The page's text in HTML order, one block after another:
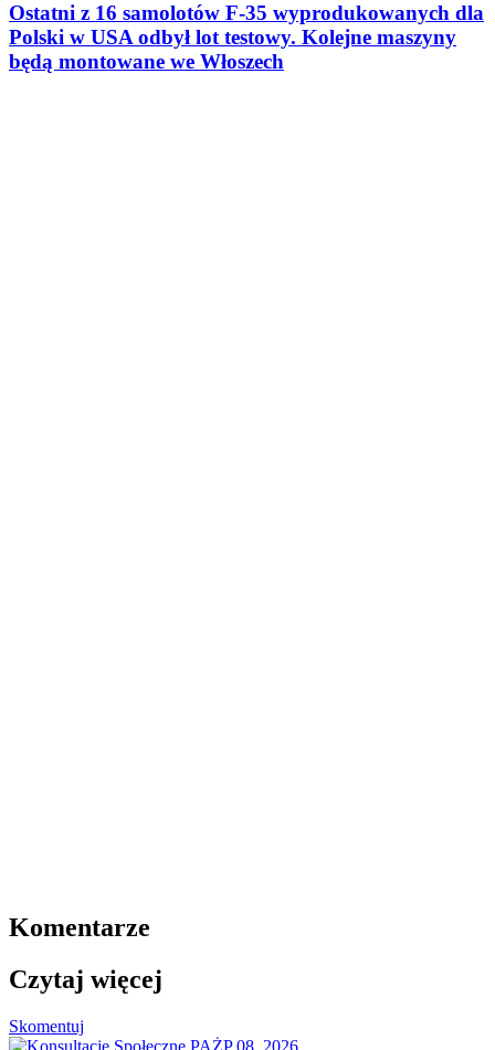
Ostatni z 16 samolotów F-35 wyprodukowanych dla
Polski w USA odbył lot testowy. Kolejne maszyny
będą montowane we Włoszech
Komentarze
Czytaj więcej
Skomentuj